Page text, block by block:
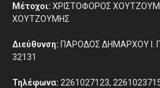
Μέτοχοι: ΧΡΙΣΤΟΦΟΡΟΣ
ΧΟΥΤΖΟΥΜΗΣ
Διεύθυνση: ΠΑΡΟΔΟΣ ΔΗΜΑΡΧΟΥ Ι.
32131
Τηλέφωνα: 2261027123,